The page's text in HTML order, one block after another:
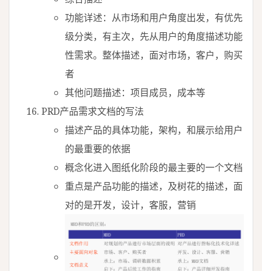
功能详述：从市场和用户角度出发，有优先
级分类，有主次，先从用户的角度描述功能
性需求。整体描述，面对市场，客户，购买
者
其他问题描述：项目成员，成本等
PRD产品需求文档的写法
描述产品的具体功能，架构，和展示给用户
的最重要的依据
概念化进入图纸化阶段的最主要的一个文档
重点是产品功能的描述，及树花的描述，面
对的是开发，设计，客服，营销